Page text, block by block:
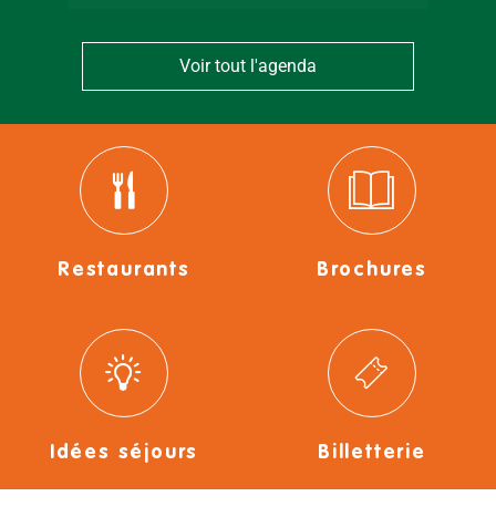
Voir tout l'agenda
Restaurants Brochures
Idées séjours Billetterie